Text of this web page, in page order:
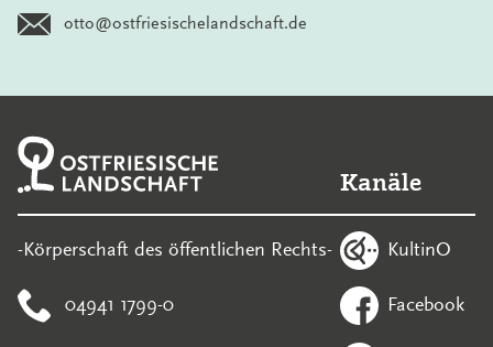
otto@ostfriesischelandschaft.de
-Körperschaft des öffentlichen Rechts-
04941 1799-0
Kanäle
KultinO
Facebook